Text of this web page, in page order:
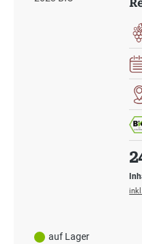
auf Lager